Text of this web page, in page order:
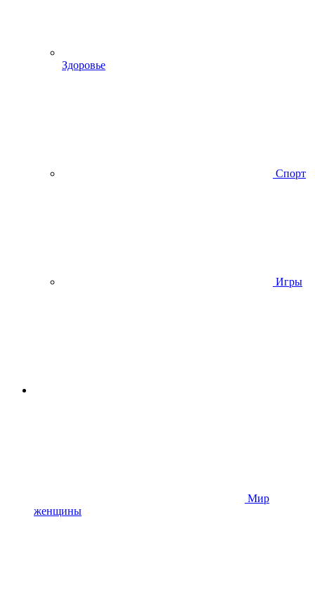
Здоровье
Спорт
Игры
Мир
женщины